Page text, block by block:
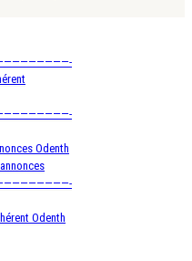
Odenth
Odenth